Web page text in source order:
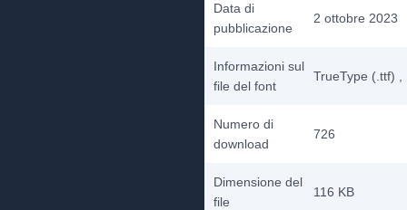
Data di
pubblicazione
2 ottobre 2023
Informazioni sul
file del font
TrueType (.ttf)
Numero di
download
726
Dimensione del
file
116 KB